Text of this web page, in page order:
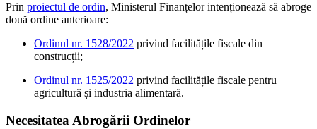
Prin proiectul de ordin, Ministerul Finanțelor intenționează să abroge
două ordine anterioare:
Ordinul nr. 1528/2022 privind facilitățile fiscale din
construcții;
Ordinul nr. 1525/2022 privind facilitățile fiscale pentru
agricultură și industria alimentară.
Necesitatea Abrogării Ordinelor